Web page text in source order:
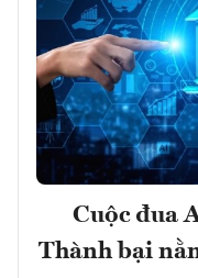
Cuộc đua
Thành bại